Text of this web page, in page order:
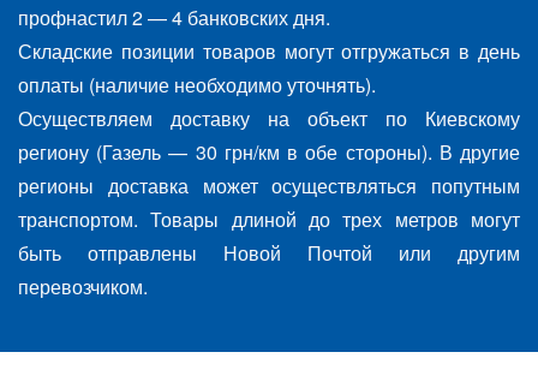
профнастил 2 — 4 банковских дня.
Складские позиции товаров могут отгружаться в день
оплаты (наличие необходимо уточнять).
Осуществляем доставку на объект по Киевскому
региону (Газель — 30 грн/км в обе стороны). В другие
регионы доставка может осуществляться попутным
транспортом. Товары длиной до трех метров могут
быть отправлены Новой Почтой или другим
перевозчиком.